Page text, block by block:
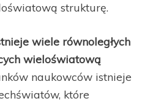
strukturę.
wiele równoległych
wieloświatową
naukowców istnieje
które